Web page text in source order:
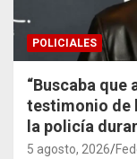
POLICIALES
“Buscaba que
testimonio de
la policía
5 agosto, 2026